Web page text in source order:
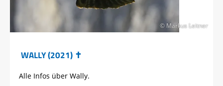
© Markus Leitner
WALLY (2021) ✝
Alle Infos über Wally.